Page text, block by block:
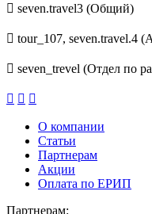
seven.travel3 (Общий)
tour_107, seven.travel.4
seven_trevel (Отдел по
О компании
Статьи
Партнерам
Акции
Оплата по ЕРИП
Партнерам: